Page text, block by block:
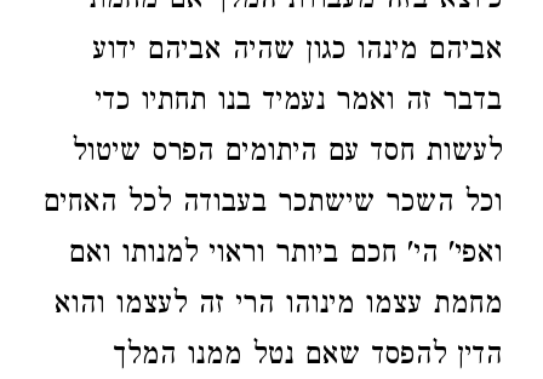
אביהם מינהו כגון שהיה אביהם ידוע
בדבר זה ואמר נעמיד בנו תחתיו כדי
לעשות חסד עם היתומים הפרס שיטול
וכל השכר שישתכר בעבודה לכל האחים
ואפי' הי' חכם ביותר וראוי למנותו ואם
מחמת עצמו מינוהו הרי זה לעצמו והוא
הדין להפסד שאם נטל ממנו המלך